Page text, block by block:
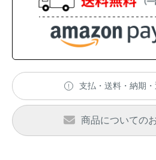
支払・送料・納期
商品についての